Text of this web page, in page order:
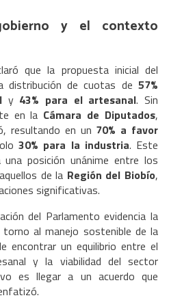
y el contexto
que la propuesta inicial del
distribución de cuotas de 57%
y 43% para el artesanal. Sin
en la Cámara de Diputados,
resultando en un 70% a favor
30% para la industria. Este
posición unánime entre los
de la Región del Biobío,
significativas.
del Parlamento evidencia la
torno al manejo sostenible de la
encontrar un equilibrio entre el
y la viabilidad del sector
es llegar a un acuerdo que